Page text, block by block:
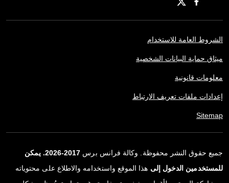
الشروط العامة للاستخدام
ميثاق حماية البيانات الشخصية
معلومات قانونية
إعدادات ملفات تعريف الارتباط
Sitemap
جميع حقوق النشر محفوظة. وكالة فرانس برس
2017-2026. يمكن
للمستخدمين الدخول إلى هذا الموقع واستخدامه والاطلاع على محتوياته